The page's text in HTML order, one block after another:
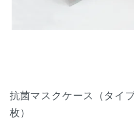
抗菌マスクケース（タイ
枚）